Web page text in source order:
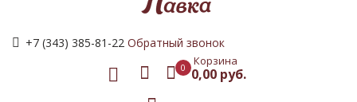
+7 (343) 385-81-22 Обратный звонок
0 Корзина
0,00 руб.